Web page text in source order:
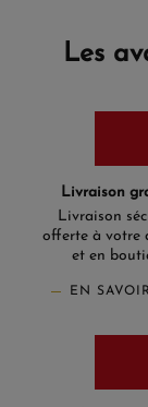
Les
Livraison
Livraison
offerte à votre
et en
EN